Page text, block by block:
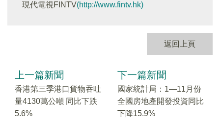
現代電視FINTV(http://www.fintv.hk)
返回上頁
上一篇新聞
香港第三季港口貨物吞吐
量4130萬公噸 同比下跌
5.6%
下一篇新聞
國家統計局：1—11月份
全國房地產開發投資同比
下降15.9%